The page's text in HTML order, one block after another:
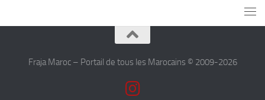
Fraja Maroc – Portail de tous les Marocains © 2009-2026